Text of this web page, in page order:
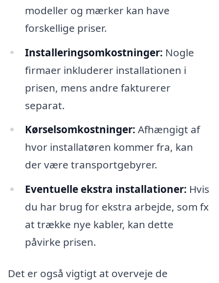
modeller og mærker kan have
forskellige priser.
Installeringsomkostninger: Nogle
firmaer inkluderer installationen i
prisen, mens andre fakturerer
separat.
Kørselsomkostninger: Afhængigt af
hvor installatøren kommer fra, kan
der være transportgebyrer.
Eventuelle ekstra installationer: Hvis
du har brug for ekstra arbejde, som fx
at trække nye kabler, kan dette
påvirke prisen.
Det er også vigtigt at overveje de